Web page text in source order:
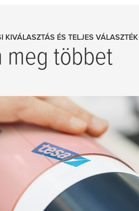
KIVÁLASZTÁS ÉS TELJES VÁLASZTÉK
meg többet
széles választékát kínáljuk
valamennyi flexo nyomtatási